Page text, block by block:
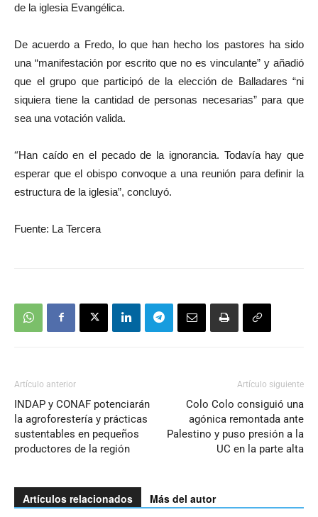
de la iglesia Evangélica.
De acuerdo a Fredo, lo que han hecho los pastores ha sido
una “manifestación por escrito que no es vinculante” y añadió
que el grupo que participó de la elección de Balladares “ni
siquiera tiene la cantidad de personas necesarias” para que
sea una votación valida.
“Han caído en el pecado de la ignorancia. Todavía hay que
esperar que el obispo convoque a una reunión para definir la
estructura de la iglesia”, concluyó.
Fuente: La Tercera
Artículo anterior
INDAP y CONAF potenciarán
la agroforestería y prácticas
sustentables en pequeños
productores de la región
Artículo siguiente
Colo Colo consiguió una
agónica remontada ante
Palestino y puso presión a la
UC en la parte alta
Artículos relacionados Más del autor